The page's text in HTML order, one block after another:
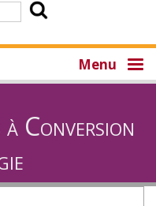
Menu
Conversion